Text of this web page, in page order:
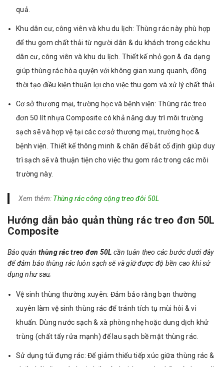
quả.
Khu dân cư, công viên và khu du lịch: Thùng rác này phù hợp
để thu gom chất thải từ người dân & du khách trong các khu
dân cư, công viên và khu du lịch. Thiết kế nhỏ gọn & đa dạng
giúp thùng rác hòa quyện với không gian xung quanh, đồng
thời tạo điều kiện thuận lợi cho việc thu gom và xử lý chất thải.
Cơ sở thương mại, trường học và bệnh viện: Thùng rác treo
đơn 50 lít nhựa Composite có khả năng duy trì môi trường
sạch sẽ và hợp vệ tại các cơ sở thương mại, trường học &
bệnh viện. Thiết kế thông minh & chân đế bắt cố định giúp duy
trì sạch sẽ và thuận tiện cho việc thu gom rác trong các môi
trường này.
Xem thêm: Thùng rác công cộng treo đôi 50L
Hướng dẫn bảo quản thùng rác treo đơn 50L
Composite
Bảo quản thùng rác treo đơn 50L cần tuân theo các bước dưới đây
để đảm bảo thùng rác luôn sạch sẽ và giữ được độ bền cao khi sử
dụng như sau;
Vệ sinh thùng thường xuyên: Đảm bảo rằng bạn thường
xuyên làm vệ sinh thùng rác để tránh tích tụ mùi hôi & vi
khuẩn. Dùng nước sạch & xà phòng nhẹ hoặc dung dịch khử
trùng (chất tẩy rửa mạnh) để lau sạch bề mặt thùng rác.
Sử dụng túi đựng rác: Để giảm thiểu tiếp xúc giữa thùng rác &